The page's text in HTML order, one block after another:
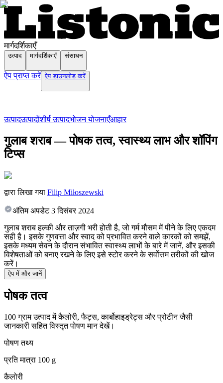
मार्गदर्शिकाएँ
उत्पाद मार्गदर्शिकाएँ संसाधन
ऐप प्राप्त करें ऐप डाउनलोड करें
उत्पादउत्पादोंशीर्ष उत्पादभोजन योजनाएँआहार
गुलाब शराब — पोषक तत्व, स्वास्थ्य लाभ और शॉपिंग
टिप्स
द्वारा लिखा गया Filip Miłoszewski
अंतिम अपडेट 3 दिसंबर 2024
गुलाब शराब हल्की और ताज़गी भरी होती है, जो गर्म मौसम में पीने के लिए एकदम
सही है। इसके गुणवत्ता और स्वाद को प्रभावित करने वाले कारकों को समझें,
इसके मध्यम सेवन के दौरान संभावित स्वास्थ्य लाभों के बारे में जानें, और इसकी
विशेषताओं को बनाए रखने के लिए इसे स्टोर करने के सर्वोत्तम तरीकों की खोज
करें।
ऐप में और जानें
पोषक तत्व
100 ग्राम उत्पाद में कैलोरी, फैट्स, कार्बोहाइड्रेट्स और प्रोटीन जैसी
जानकारी सहित विस्तृत पोषण मान देखें।
पोषण तथ्य
प्रति मात्रा 100 g
कैलोरी